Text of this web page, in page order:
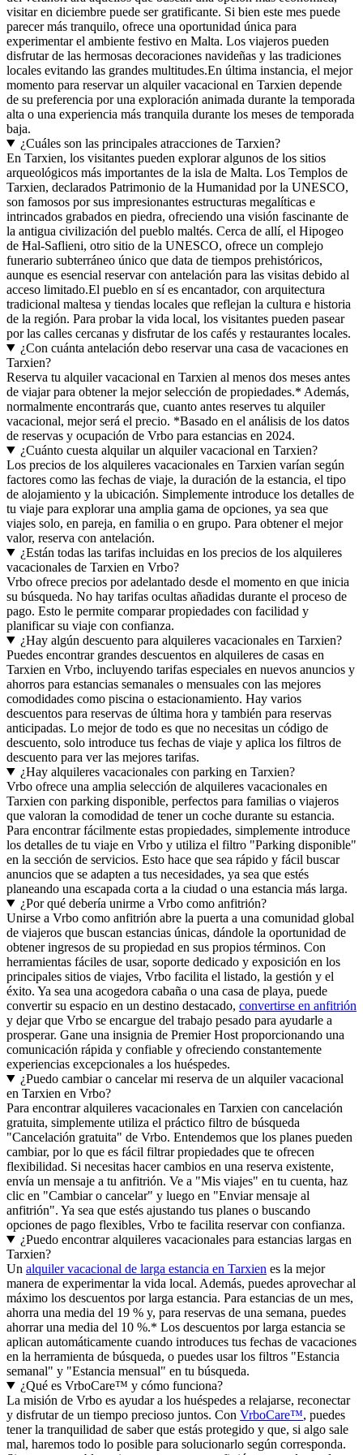
visitar en diciembre puede ser gratificante. Si bien este mes puede
parecer más tranquilo, ofrece una oportunidad única para
experimentar el ambiente festivo en Malta. Los viajeros pueden
disfrutar de las hermosas decoraciones navideñas y las tradiciones
locales evitando las grandes multitudes.En última instancia, el mejor
momento para reservar un alquiler vacacional en Tarxien depende
de su preferencia por una exploración animada durante la temporada
alta o una experiencia más tranquila durante los meses de temporada
baja.
¿Cuáles son las principales atracciones de Tarxien?
En Tarxien, los visitantes pueden explorar algunos de los sitios
arqueológicos más importantes de la isla de Malta. Los Templos de
Tarxien, declarados Patrimonio de la Humanidad por la UNESCO,
son famosos por sus impresionantes estructuras megalíticas e
intrincados grabados en piedra, ofreciendo una visión fascinante de
la antigua civilización del pueblo maltés. Cerca de allí, el Hipogeo
de Ħal-Saflieni, otro sitio de la UNESCO, ofrece un complejo
funerario subterráneo único que data de tiempos prehistóricos,
aunque es esencial reservar con antelación para las visitas debido al
acceso limitado.El pueblo en sí es encantador, con arquitectura
tradicional maltesa y tiendas locales que reflejan la cultura e historia
de la región. Para probar la vida local, los visitantes pueden pasear
por las calles cercanas y disfrutar de los cafés y restaurantes locales.
¿Con cuánta antelación debo reservar una casa de vacaciones en
Tarxien?
Reserva tu alquiler vacacional en Tarxien al menos dos meses antes
de viajar para obtener la mejor selección de propiedades.* Además,
normalmente encontrarás que, cuanto antes reserves tu alquiler
vacacional, mejor será el precio. *Basado en el análisis de los datos
de reservas y ocupación de Vrbo para estancias en 2024.
¿Cuánto cuesta alquilar un alquiler vacacional en Tarxien?
Los precios de los alquileres vacacionales en Tarxien varían según
factores como las fechas de viaje, la duración de la estancia, el tipo
de alojamiento y la ubicación. Simplemente introduce los detalles de
tu viaje para explorar una amplia gama de opciones, ya sea que
viajes solo, en pareja, en familia o en grupo. Para obtener el mejor
valor, reserva con antelación.
¿Están todas las tarifas incluidas en los precios de los alquileres
vacacionales de Tarxien en Vrbo?
Vrbo ofrece precios por adelantado desde el momento en que inicia
su búsqueda. No hay tarifas ocultas añadidas durante el proceso de
pago. Esto le permite comparar propiedades con facilidad y
planificar su viaje con confianza.
¿Hay algún descuento para alquileres vacacionales en Tarxien?
Puedes encontrar grandes descuentos en alquileres de casas en
Tarxien en Vrbo, incluyendo tarifas especiales en nuevos anuncios y
ahorros para estancias semanales o mensuales con las mejores
comodidades como piscina o estacionamiento. Hay varios
descuentos para reservas de última hora y también para reservas
anticipadas. Lo mejor de todo es que no necesitas un código de
descuento, solo introduce tus fechas de viaje y aplica los filtros de
descuento para ver las mejores tarifas.
¿Hay alquileres vacacionales con parking en Tarxien?
Vrbo ofrece una amplia selección de alquileres vacacionales en
Tarxien con parking disponible, perfectos para familias o viajeros
que valoran la comodidad de tener un coche durante su estancia.
Para encontrar fácilmente estas propiedades, simplemente introduce
los detalles de tu viaje en Vrbo y utiliza el filtro "Parking disponible"
en la sección de servicios. Esto hace que sea rápido y fácil buscar
anuncios que se adapten a tus necesidades, ya sea que estés
planeando una escapada corta a la ciudad o una estancia más larga.
¿Por qué debería unirme a Vrbo como anfitrión?
Unirse a Vrbo como anfitrión abre la puerta a una comunidad global
de viajeros que buscan estancias únicas, dándole la oportunidad de
obtener ingresos de su propiedad en sus propios términos. Con
herramientas fáciles de usar, soporte dedicado y exposición en los
principales sitios de viajes, Vrbo facilita el listado, la gestión y el
éxito. Ya sea una acogedora cabaña o una casa de playa, puede
convertir su espacio en un destino destacado, convertirse en anfitrión
y dejar que Vrbo se encargue del trabajo pesado para ayudarle a
prosperar. Gane una insignia de Premier Host proporcionando una
comunicación rápida y confiable y ofreciendo constantemente
experiencias excepcionales a los huéspedes.
¿Puedo cambiar o cancelar mi reserva de un alquiler vacacional
en Tarxien en Vrbo?
Para encontrar alquileres vacacionales en Tarxien con cancelación
gratuita, simplemente utiliza el práctico filtro de búsqueda
"Cancelación gratuita" de Vrbo. Entendemos que los planes pueden
cambiar, por lo que es fácil filtrar propiedades que te ofrecen
flexibilidad. Si necesitas hacer cambios en una reserva existente,
envía un mensaje a tu anfitrión. Ve a "Mis viajes" en tu cuenta, haz
clic en "Cambiar o cancelar" y luego en "Enviar mensaje al
anfitrión". Ya sea que estés ajustando tus planes o buscando
opciones de pago flexibles, Vrbo te facilita reservar con confianza.
¿Puedo encontrar alquileres vacacionales para estancias largas en
Tarxien?
Un alquiler vacacional de larga estancia en Tarxien es la mejor
manera de experimentar la vida local. Además, puedes aprovechar al
máximo los descuentos por larga estancia. Para estancias de un mes,
ahorra una media del 19 % y, para reservas de una semana, puedes
ahorrar una media del 10 %.* Los descuentos por larga estancia se
aplican automáticamente cuando introduces tus fechas de vacaciones
en la herramienta de búsqueda, o puedes usar los filtros "Estancia
semanal" y "Estancia mensual" en tu búsqueda.
¿Qué es VrboCare™ y cómo funciona?
La misión de Vrbo es ayudar a los huéspedes a relajarse, reconectar
y disfrutar de un tiempo precioso juntos. Con VrboCare™, puedes
tener la tranquilidad de saber que estás protegido y que, si algo sale
mal, haremos todo lo posible para solucionarlo según corresponda.